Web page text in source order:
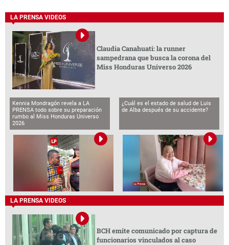
LA PRENSA VIDEOS
Claudia Canahuati: la runner
sampedrana que busca la corona del
Miss Honduras Universo 2026
Kennia Mondragón revela a LA
PRENSA todo sobre su preparación
rumbo al Miss Honduras Universo
2026
¿Cuál es el estado de salud de Luis
de Alba después de su accidente?
LA PRENSA VIDEOS
BCH emite comunicado por captura de
funcionarios vinculados al caso